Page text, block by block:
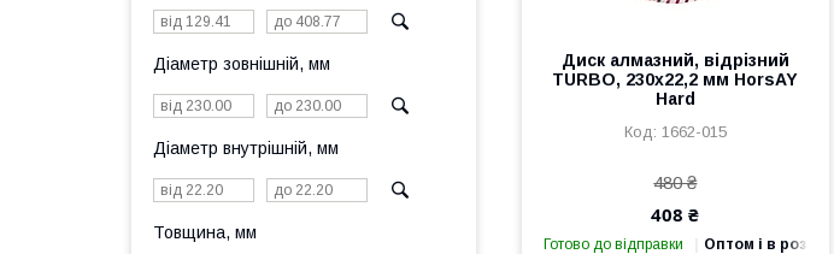
Диск алмазний, відрізний
TURBO, 230х22,2 мм HorsAY
Hard
1662-015
480 ₴
408 ₴
Готово до відправки Оптом і в роздріб
Діаметр зовнішній, мм
Діаметр внутрішній, мм
Товщина, мм